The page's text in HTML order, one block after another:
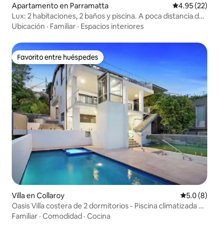
Apartamento en Parramatta Calificación
4.95 (22)
Lux: 2 habitaciones, 2 baños y piscina. A poca distancia de
Parramatta, restaurantes
Ubicación · Familiar · Espacios interiores
Favorito entre huéspedes
Favorito entre huéspedes
Villa en Collaroy
5.0 (8)
Oasis Villa costera de 2 dormitorios - Piscina climatizada y
spa
Familiar · Comodidad · Cocina